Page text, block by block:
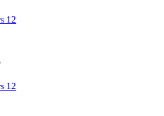
12
12